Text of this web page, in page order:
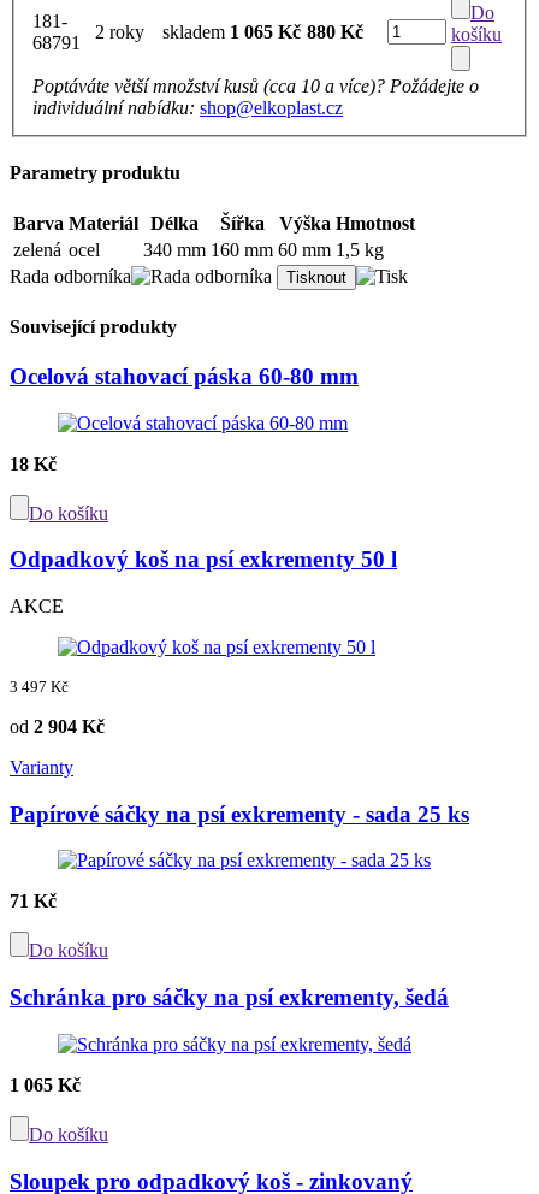
181-
68791
2 roky skladem 1 065 Kč 880 Kč
Do
košíku
Poptáváte větší množství kusů (cca 10 a více)? Požádejte o
individuální nabídku: shop@elkoplast.cz
Parametry produktu
Barva Materiál Délka Šířka Výška Hmotnost
zelená ocel 340 mm 160 mm 60 mm 1,5 kg
Rada odborníka
Související produkty
Ocelová stahovací páska 60-80 mm
18 Kč
Do košíku
Odpadkový koš na psí exkrementy 50 l
AKCE
3 497 Kč
od 2 904 Kč
Varianty
Papírové sáčky na psí exkrementy - sada 25 ks
71 Kč
Do košíku
Schránka pro sáčky na psí exkrementy, šedá
1 065 Kč
Do košíku
Sloupek pro odpadkový koš - zinkovaný